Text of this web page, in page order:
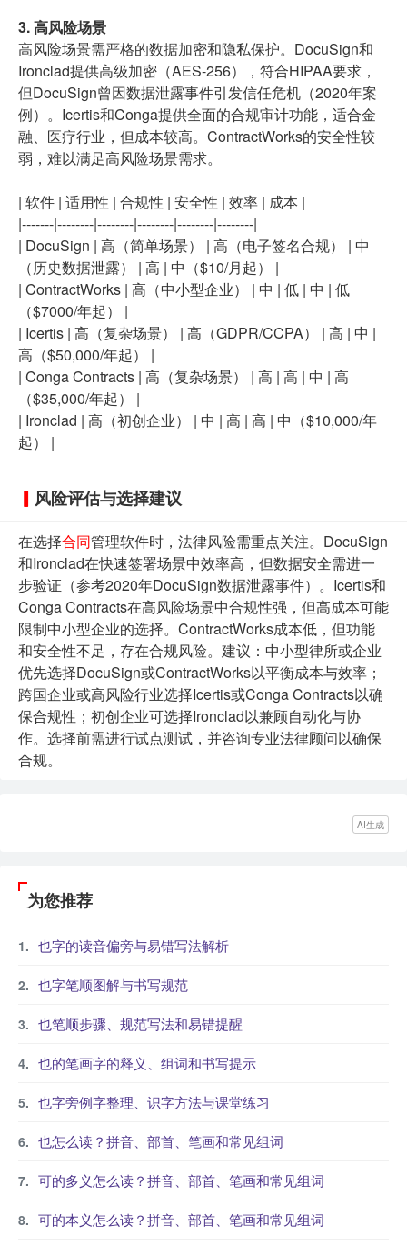
3. 高风险场景
高风险场景需严格的数据加密和隐私保护。DocuSign和
Ironclad提供高级加密（AES-256），符合HIPAA要求，
但DocuSign曾因数据泄露事件引发信任危机（2020年案
例）。Icertis和Conga提供全面的合规审计功能，适合金
融、医疗行业，但成本较高。ContractWorks的安全性较
弱，难以满足高风险场景需求。
| 软件 | 适用性 | 合规性 | 安全性 | 效率 | 成本 |
|-------|--------|--------|--------|--------|--------|
| DocuSign | 高（简单场景） | 高（电子签名合规） | 中
（历史数据泄露） | 高 | 中（$10/月起） |
| ContractWorks | 高（中小型企业） | 中 | 低 | 中 | 低
（$7000/年起） |
| Icertis | 高（复杂场景） | 高（GDPR/CCPA） | 高 | 中 |
高（$50,000/年起） |
| Conga Contracts | 高（复杂场景） | 高 | 高 | 中 | 高
（$35,000/年起） |
| Ironclad | 高（初创企业） | 中 | 高 | 高 | 中（$10,000/年
起） |
风险评估与选择建议
在选择合同管理软件时，法律风险需重点关注。DocuSign
和Ironclad在快速签署场景中效率高，但数据安全需进一
步验证（参考2020年DocuSign数据泄露事件）。Icertis和
Conga Contracts在高风险场景中合规性强，但高成本可能
限制中小型企业的选择。ContractWorks成本低，但功能
和安全性不足，存在合规风险。建议：中小型律所或企业
优先选择DocuSign或ContractWorks以平衡成本与效率；
跨国企业或高风险行业选择Icertis或Conga Contracts以确
保合规性；初创企业可选择Ironclad以兼顾自动化与协
作。选择前需进行试点测试，并咨询专业法律顾问以确保
合规。
AI生成
为您推荐
也字的读音偏旁与易错写法解析
也字笔顺图解与书写规范
也笔顺步骤、规范写法和易错提醒
也的笔画字的释义、组词和书写提示
也字旁例字整理、识字方法与课堂练习
也怎么读？拼音、部首、笔画和常见组词
可的多义怎么读？拼音、部首、笔画和常见组词
可的本义怎么读？拼音、部首、笔画和常见组词